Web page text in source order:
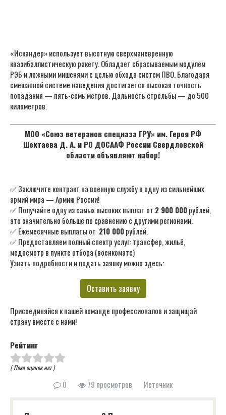
«Искандер» использует высотную сверхманевренную
квазибаллистическую ракету. Обладает сбрасываемым модулем
РЭБ и ложными мишенями с целью обхода систем ПВО. Благодаря
смешанной системе наведения достигается высокая точность
попадания — пять-семь метров. Дальность стрельбы — до 500
километров.
МОО «Союз ветеранов спецназа ГРУ» им. Героя РФ
Шектаева Д. А. и РО ДОСААФ России Свердловской
области объявляют набор!
✅ Заключите контракт на военную службу в одну из сильнейших
армий мира — Армию России!
✅ Получайте одну из самых высоких выплат от 2 900 000рублей,
это значительно больше по сравнению с другими регионами.
✅ Ежемесячные выплаты от 210 000рублей.
✅ Предоставляем полный спектр услуг: трансфер, жильё,
медосмотр в пункте отбора (военкомате)
Узнать подробности и подать заявку можно здесь:
Оставить заявку
Присоединяйся к нашей команде профессионалов и защищай
страну вместе с нами!
Рейтинг
( Пока оценок нет )
0 79 просмотров Источник